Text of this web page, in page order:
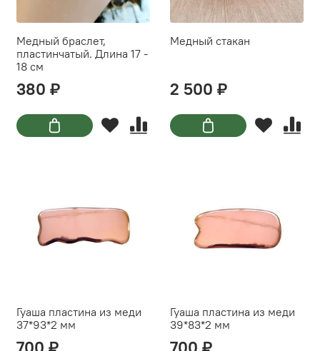
Медный браслет,
пластинчатый. Длина 17 -
18 см
380 ₽
Медный стакан
2 500 ₽
Гуаша пластина из меди
37*93*2 мм
Гуаша пластина из меди
39*83*2 мм